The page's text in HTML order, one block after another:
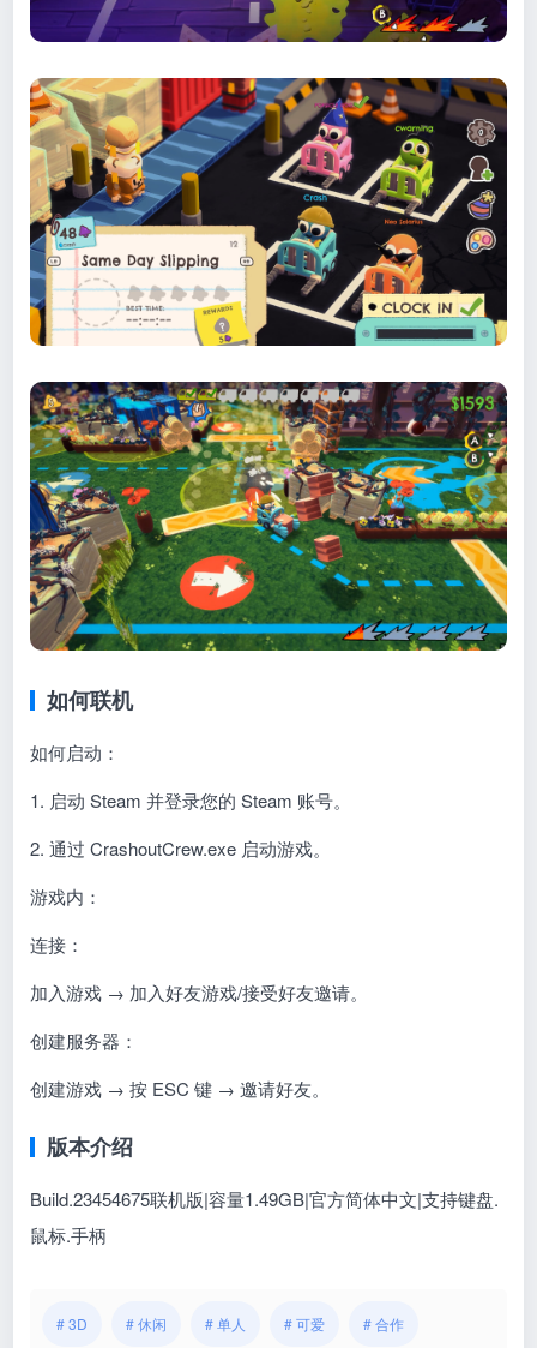
如何联机
如何启动：
1. 启动 Steam 并登录您的 Steam 账号。
2. 通过 CrashoutCrew.exe 启动游戏。
游戏内：
连接：
加入游戏 → 加入好友游戏/接受好友邀请。
创建服务器：
创建游戏 → 按 ESC 键 → 邀请好友。
版本介绍
Build.23454675联机版|容量1.49GB|官方简体中文|支持键盘.
鼠标.手柄
# 3D # 休闲 # 单人 # 可爱 # 合作